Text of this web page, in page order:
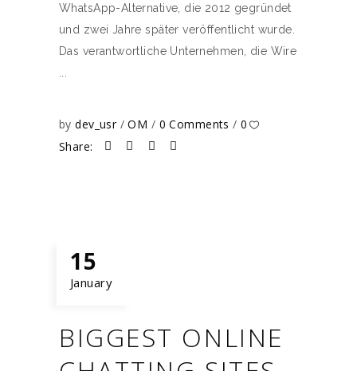
WhatsApp-Alternative, die 2012 gegründet
und zwei Jahre später veröffentlicht wurde.
Das verantwortliche Unternehmen, die Wire
bydev_usr OM 0 Comments 0
Share:
15
January
BIGGEST ONLINE